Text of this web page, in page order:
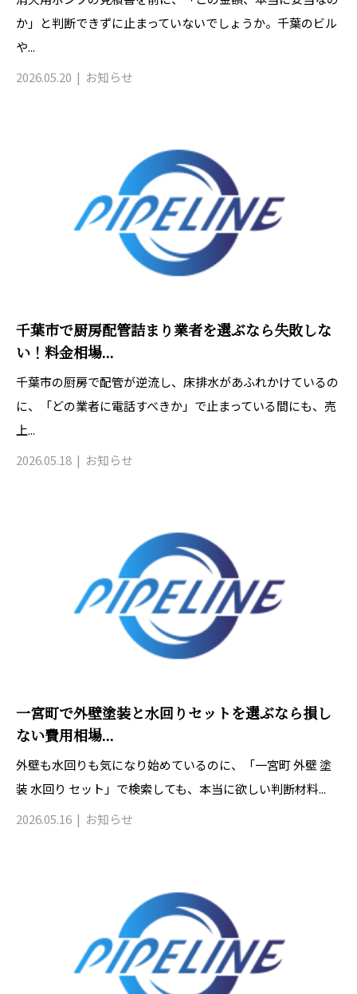
か」と判断できずに止まっていないでしょうか。千葉のビル
や...
2026.05.20
お知らせ
千葉市で厨房配管詰まり業者を選ぶなら失敗しな
い！料金相場...
千葉市の厨房で配管が逆流し、床排水があふれかけているの
に、「どの業者に電話すべきか」で止まっている間にも、売
上...
2026.05.18
お知らせ
一宮町で外壁塗装と水回りセットを選ぶなら損し
ない費用相場...
外壁も水回りも気になり始めているのに、「一宮町 外壁 塗
装 水回り セット」で検索しても、本当に欲しい判断材料...
2026.05.16
お知らせ